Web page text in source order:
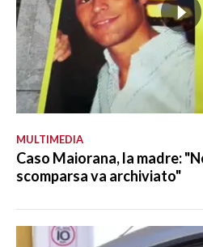
MULTIMEDIA
Caso Maiorana, la madre:
scomparsa va archiviato"